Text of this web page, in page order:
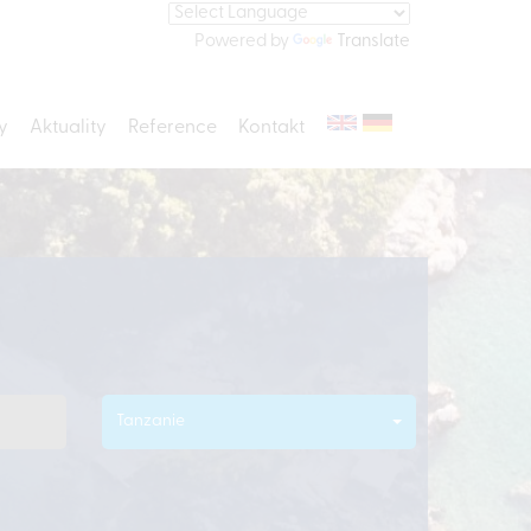
Powered by Translate
Aktuality Reference Kontakt
Tanzanie